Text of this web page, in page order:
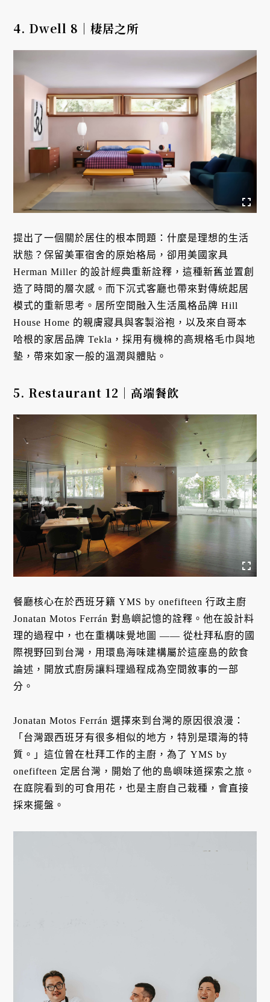
4. Dwell 8｜棲居之所
提出了一個關於居住的根本問題：什麼是理想的生活
狀態？保留美軍宿舍的原始格局，卻用美國家具
Herman Miller 的設計經典重新詮釋，這種新舊並置創
造了時間的層次感。而下沉式客廳也帶來對傳統起居
模式的重新思考。居所空間融入生活風格品牌 Hill
House Home 的親膚寢具與客製浴袍，以及來自哥本
哈根的家居品牌 Tekla，採用有機棉的高規格毛巾與地
墊，帶來如家一般的溫潤與體貼。
5. Restaurant 12｜高端餐飲
餐廳核心在於西班牙籍 YMS by onefifteen 行政主廚
Jonatan Motos Ferrán 對島嶼記憶的詮釋。他在設計料
理的過程中，也在重構味覺地圖 —— 從杜拜私廚的國
際視野回到台灣，用環島海味建構屬於這座島的飲食
論述，開放式廚房讓料理過程成為空間敘事的一部
分。
Jonatan Motos Ferrán 選擇來到台灣的原因很浪漫：
「台灣跟西班牙有很多相似的地方，特別是環海的特
質。」這位曾在杜拜工作的主廚，為了 YMS by
onefifteen 定居台灣，開始了他的島嶼味道探索之旅。
在庭院看到的可食用花，也是主廚自己栽種，會直接
採來擺盤。